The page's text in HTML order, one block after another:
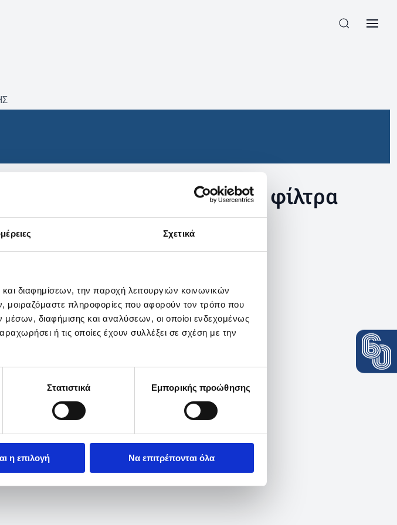
Σχετικά
διαφημίσεων, την παροχή λειτουργιών κοινωνικών
μοιραζόμαστε πληροφορίες που αφορούν τον τρόπο που
μέσων, διαφήμισης και αναλύσεων, οι οποίοι ενδεχομένως
ή τις οποίες έχουν συλλέξει σε σχέση με την
Στατιστικά Εμπορικής προώθησης
η επιλογή Να επιτρέπονται όλα
με τα συγκεκριμένα φίλτρα